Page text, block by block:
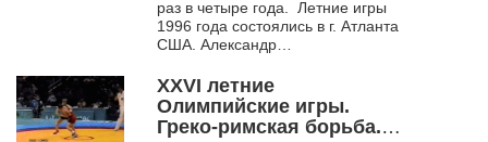
раз в четыре года. Летние игры
1996 года состоялись в г. Атланта
США. Александр
соревнованиях завоевал...
XXVI летние
Олимпийские игры.
Греко-римская борьба.